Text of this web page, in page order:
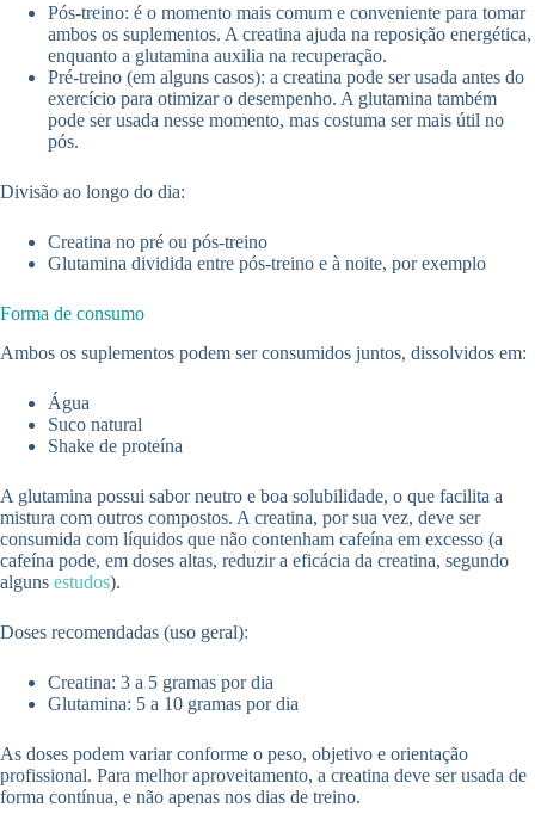
Pós-treino: é o momento mais comum e conveniente para tomar
ambos os suplementos. A creatina ajuda na reposição energética,
enquanto a glutamina auxilia na recuperação.
Pré-treino (em alguns casos): a creatina pode ser usada antes do
exercício para otimizar o desempenho. A glutamina também
pode ser usada nesse momento, mas costuma ser mais útil no
pós.
Divisão ao longo do dia:
Creatina no pré ou pós-treino
Glutamina dividida entre pós-treino e à noite, por exemplo
Forma de consumo
Ambos os suplementos podem ser consumidos juntos, dissolvidos em:
Água
Suco natural
Shake de proteína
A glutamina possui sabor neutro e boa solubilidade, o que facilita a
mistura com outros compostos. A creatina, por sua vez, deve ser
consumida com líquidos que não contenham cafeína em excesso (a
cafeína pode, em doses altas, reduzir a eficácia da creatina, segundo
alguns estudos).
Doses recomendadas (uso geral):
Creatina: 3 a 5 gramas por dia
Glutamina: 5 a 10 gramas por dia
As doses podem variar conforme o peso, objetivo e orientação
profissional. Para melhor aproveitamento, a creatina deve ser usada de
forma contínua, e não apenas nos dias de treino.